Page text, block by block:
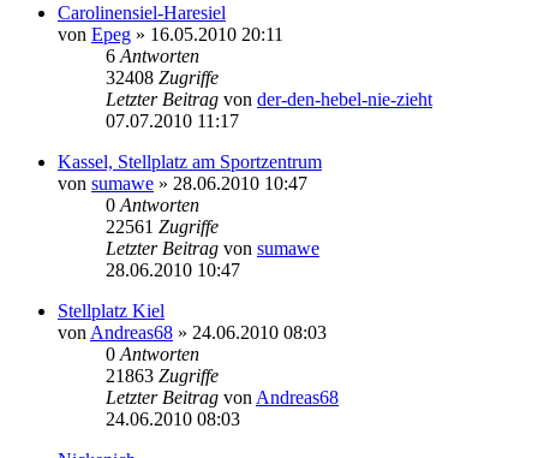
Carolinensiel-Haresiel
von Epeg » 16.05.2010 20:11
6 Antworten
32408 Zugriffe
Letzter Beitrag von der-den-hebel-nie-zieht
07.07.2010 11:17
Kassel, Stellplatz am Sportzentrum
von sumawe » 28.06.2010 10:47
0 Antworten
22561 Zugriffe
Letzter Beitrag von sumawe
28.06.2010 10:47
Stellplatz Kiel
von Andreas68 » 24.06.2010 08:03
0 Antworten
21863 Zugriffe
Letzter Beitrag von Andreas68
24.06.2010 08:03